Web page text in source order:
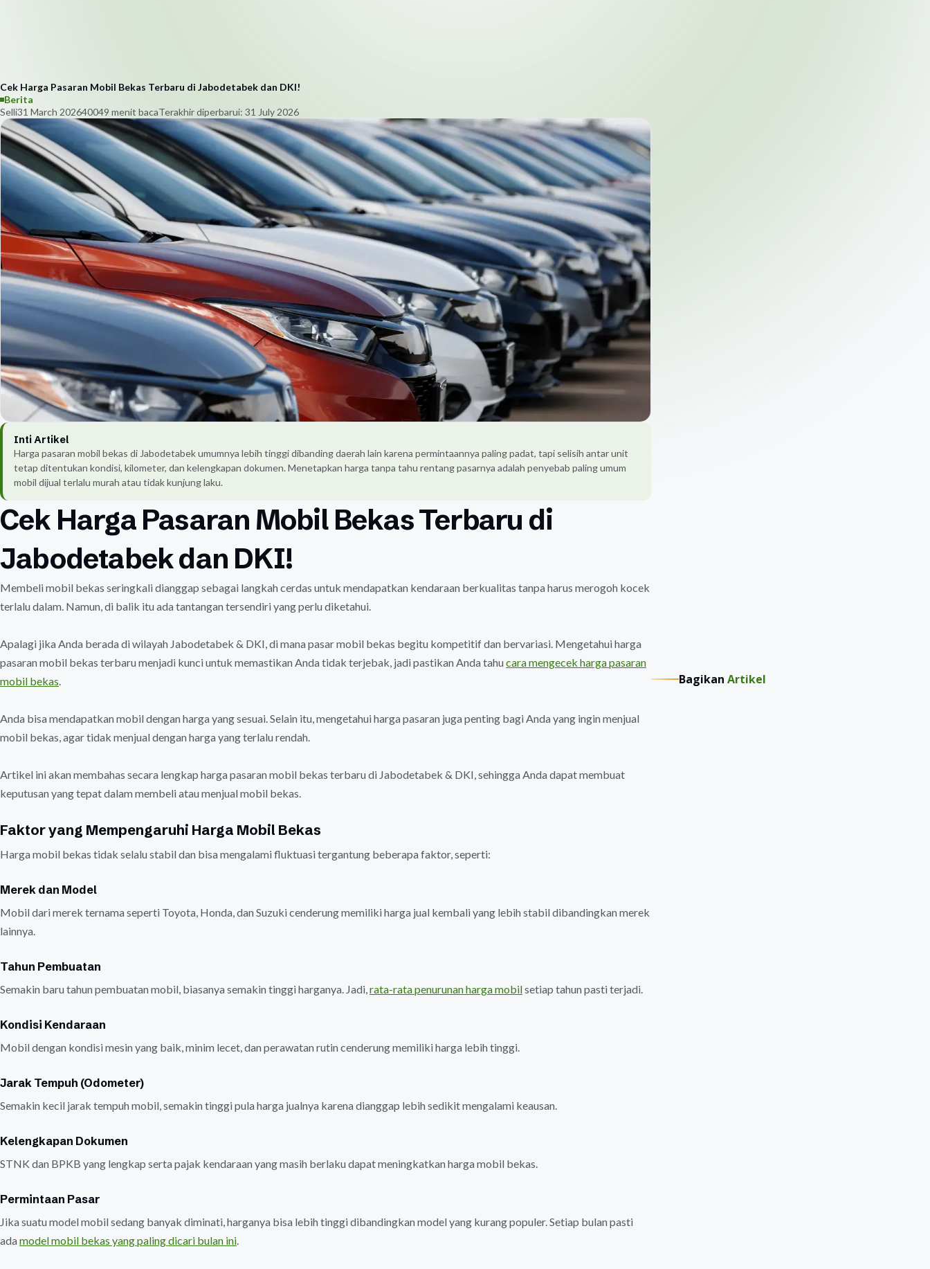
Cek Harga Pasaran Mobil Bekas Terbaru di Jabodetabek dan DKI!
Berita
Selli31 March 202640049 menit bacaTerakhir diperbarui: 31 July 2026
Inti Artikel
Harga pasaran mobil bekas di Jabodetabek umumnya lebih tinggi dibanding daerah lain karena permintaannya paling padat, tapi selisih antar unit
tetap ditentukan kondisi, kilometer, dan kelengkapan dokumen. Menetapkan harga tanpa tahu rentang pasarnya adalah penyebab paling umum
mobil dijual terlalu murah atau tidak kunjung laku.
Cek Harga Pasaran Mobil Bekas Terbaru di
Jabodetabek dan DKI!
Membeli mobil bekas seringkali dianggap sebagai langkah cerdas untuk mendapatkan kendaraan berkualitas tanpa harus merogoh kocek
terlalu dalam. Namun, di balik itu ada tantangan tersendiri yang perlu diketahui.
Apalagi jika Anda berada di wilayah Jabodetabek & DKI, di mana pasar mobil bekas begitu kompetitif dan bervariasi. Mengetahui harga
pasaran mobil bekas terbaru menjadi kunci untuk memastikan Anda tidak terjebak, jadi pastikan Anda tahu cara mengecek harga pasaran
mobil bekas.
Anda bisa mendapatkan mobil dengan harga yang sesuai. Selain itu, mengetahui harga pasaran juga penting bagi Anda yang ingin menjual
mobil bekas, agar tidak menjual dengan harga yang terlalu rendah.
Artikel ini akan membahas secara lengkap harga pasaran mobil bekas terbaru di Jabodetabek & DKI, sehingga Anda dapat membuat
keputusan yang tepat dalam membeli atau menjual mobil bekas.
Faktor yang Mempengaruhi Harga Mobil Bekas
Harga mobil bekas tidak selalu stabil dan bisa mengalami fluktuasi tergantung beberapa faktor, seperti:
Merek dan Model
Mobil dari merek ternama seperti Toyota, Honda, dan Suzuki cenderung memiliki harga jual kembali yang lebih stabil dibandingkan merek
lainnya.
Tahun Pembuatan
Semakin baru tahun pembuatan mobil, biasanya semakin tinggi harganya. Jadi,rata-rata penurunan harga mobilsetiap tahun pasti terjadi.
Kondisi Kendaraan
Mobil dengan kondisi mesin yang baik, minim lecet, dan perawatan rutin cenderung memiliki harga lebih tinggi.
Jarak Tempuh (Odometer)
Semakin kecil jarak tempuh mobil, semakin tinggi pula harga jualnya karena dianggap lebih sedikit mengalami keausan.
Kelengkapan Dokumen
STNK dan BPKB yang lengkap serta pajak kendaraan yang masih berlaku dapat meningkatkan harga mobil bekas.
Permintaan Pasar
Jika suatu model mobil sedang banyak diminati, harganya bisa lebih tinggi dibandingkan model yang kurang populer. Setiap bulan pasti
ada model mobil bekas yang paling dicari bulan ini.
Bagikan Artikel